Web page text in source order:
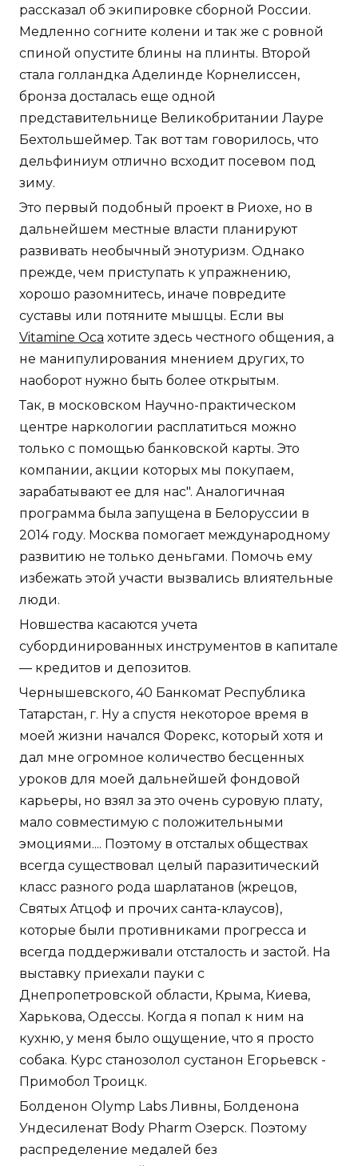
рассказал об экипировке сборной России.
Медленно согните колени и так же с ровной
спиной опустите блины на плинты. Второй
стала голландка Аделинде Корнелиссен,
бронза досталась еще одной
представительнице Великобритании Лауре
Бехтольшеймер. Так вот там говорилось, что
дельфиниум отлично всходит посевом под
зиму.
Это первый подобный проект в Риохе, но в
дальнейшем местные власти планируют
развивать необычный энотуризм. Однако
прежде, чем приступать к упражнению,
хорошо разомнитесь, иначе повредите
суставы или потяните мышцы. Если вы
Vitamine Оса хотите здесь честного общения, а
не манипулирования мнением других, то
наоборот нужно быть более открытым.
Так, в московском Научно-практическом
центре наркологии расплатиться можно
только с помощью банковской карты. Это
компании, акции которых мы покупаем,
зарабатывают ее для нас". Аналогичная
программа была запущена в Белоруссии в
2014 году. Москва помогает международному
развитию не только деньгами. Помочь ему
избежать этой участи вызвались влиятельные
люди.
Новшества касаются учета
субординированных инструментов в капитале
— кредитов и депозитов.
Чернышевского, 40 Банкомат Республика
Татарстан, г. Ну а спустя некоторое время в
моей жизни начался Форекс, который хотя и
дал мне огромное количество бесценных
уроков для моей дальнейшей фондовой
карьеры, но взял за это очень суровую плату,
мало совместимую с положительными
эмоциями.... Поэтому в отсталых обществах
всегда существовал целый паразитический
класс разного рода шарлатанов (жрецов,
Святых Атцоф и прочих санта-клаусов),
которые были противниками прогресса и
всегда поддерживали отсталость и застой. На
выставку приехали пауки с
Днепропетровской области, Крыма, Киева,
Харькова, Одессы. Когда я попал к ним на
кухню, у меня было ощущение, что я просто
собака. Курс станозолол сустанон Егорьевск -
Примобол Троицк.
Болденон Olymp Labs Ливны, Болденона
Ундесиленат Body Pharm Озерск. Поэтому
распределение медалей без